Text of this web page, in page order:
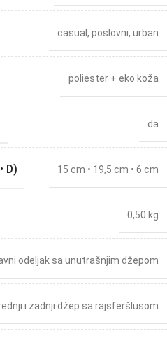
casual , poslovni, urban
poliester + eko koža
da
D) 15 cm • 19,5 cm • 6 cm
0,50 kg
odeljak sa unutrašnjim džepom
i zadnji džep sa rajsferšlusom